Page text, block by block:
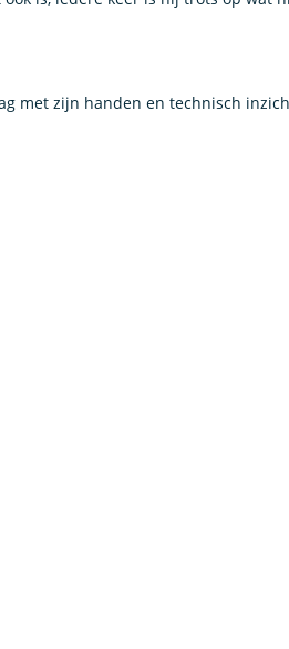
met zijn handen en technisch